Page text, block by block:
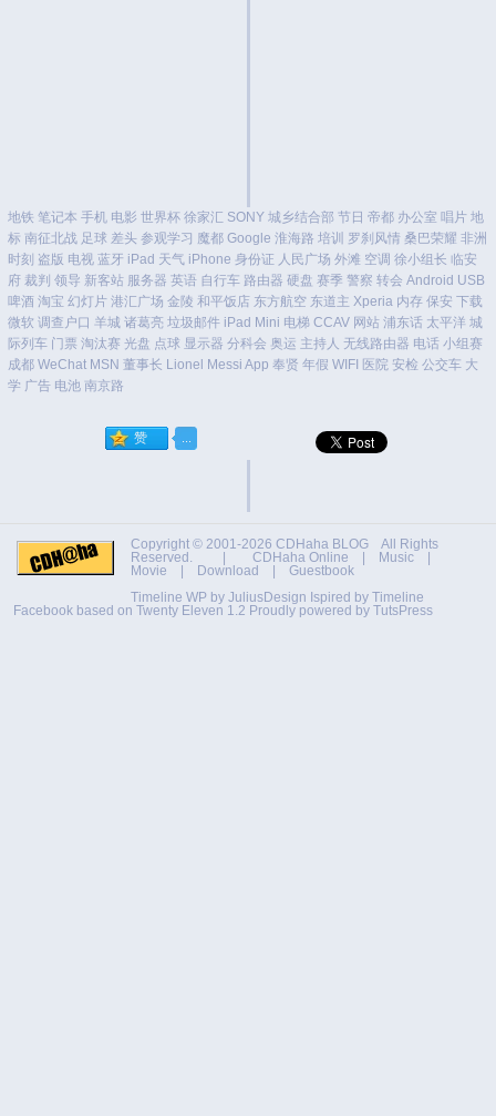
地铁 笔记本 手机 电影 世界杯 徐家汇 SONY 城乡结合部 节日 帝都 办公室 唱片 地
标 南征北战 足球 差头 参观学习 魔都 Google 淮海路 培训 罗刹风情 桑巴荣耀 非洲
时刻 盗版 电视 蓝牙 iPad 天气 iPhone 身份证 人民广场 外滩 空调 徐小组长 临安
府 裁判 领导 新客站 服务器 英语 自行车 路由器 硬盘 赛季 警察 转会 Android USB
啤酒 淘宝 幻灯片 港汇广场 金陵 和平饭店 东方航空 东道主 Xperia 内存 保安 下载
微软 调查户口 羊城 诸葛亮 垃圾邮件 iPad Mini 电梯 CCAV 网站 浦东话 太平洋 城
际列车 门票 淘汰赛 光盘 点球 显示器 分科会 奥运 主持人 无线路由器 电话 小组赛
成都 WeChat MSN 董事长 Lionel Messi App 奉贤 年假 WIFI 医院 安检 公交车 大
学 广告 电池 南京路
Copyright © 2001-2026 CDHaha BLOG All Rights
Reserved. | CDHaha Online Music
Movie
Download
Guestbook
Timeline WP by JuliusDesign Ispired by Timeline
Facebook based on Twenty Eleven 1.2 Proudly powered by TutsPress